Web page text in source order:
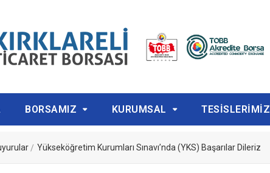
BORSAMIZ KURUMSAL TESİSLERİMİZ
Yükseköğretim Kurumları Sınavı’nda (YKS) Başarılar Dileriz